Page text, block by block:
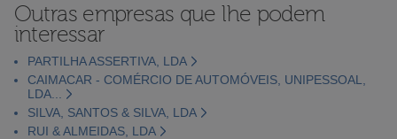
Outras empresas que lhe podem
interessar
PARTILHA ASSERTIVA, LDA
CAIMACAR - COMÉRCIO DE AUTOMÓVEIS, UNIPESSOAL,
LDA...
SILVA, SANTOS & SILVA, LDA
RUI & ALMEIDAS, LDA